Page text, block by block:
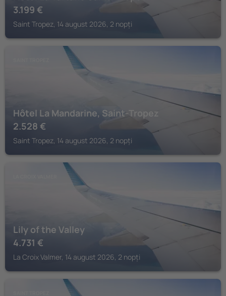
3.199 €
Saint Tropez, 14 august 2026, 2 nopți
Hôtel La Mandarine, Saint-Tropez
2.528 €
Saint Tropez, 14 august 2026, 2 nopți
Lily of the Valley
4.731 €
La Croix Valmer, 14 august 2026, 2 nopți